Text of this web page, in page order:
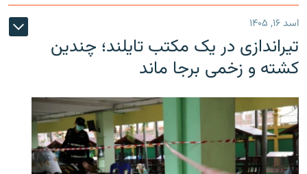
اسد ۱۶, ۱۴۰۵
تیراندازی در یک مکتب تایلند؛ چندین
کشته و زخمی برجا ماند